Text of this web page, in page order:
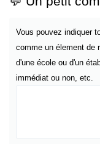
Vous pouvez indiquer
comme un élement de
d'une école ou d'un
immédiat ou non, etc.